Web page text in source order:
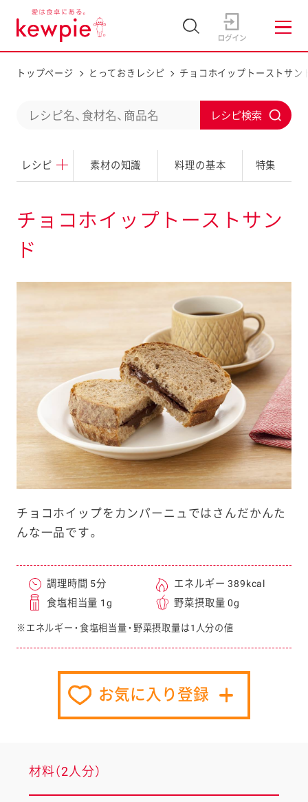
トップページ とっておきレシピ チョコホイップトーストサン
レシピ 素材の知識 料理の基本 特集
d
c
s
b
t
チョコホイップトーストサン
ド
チョコホイップをカンパーニュではさんだかんた
んな一品です。
調理時間 5分
エネルギー 389kcal
食塩相当量 1g
野菜摂取量 0g
※エネルギー・食塩相当量・野菜摂取量は1人分の値
お気に入り登録
材料（2人分）